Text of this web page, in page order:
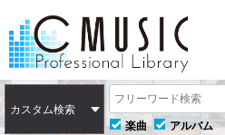
カスタム検索
楽曲
アルバム